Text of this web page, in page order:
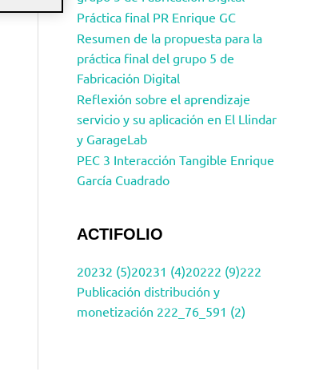
Práctica final PR Enrique GC
Resumen de la propuesta para la
práctica final del grupo 5 de
Fabricación Digital
Reflexión sobre el aprendizaje
servicio y su aplicación en El Llindar
y GarageLab
PEC 3 Interacción Tangible Enrique
García Cuadrado
ACTIFOLIO
20232 (5)20231 (4)20222 (9)222
Publicación distribución y
monetización 222_76_591 (2)